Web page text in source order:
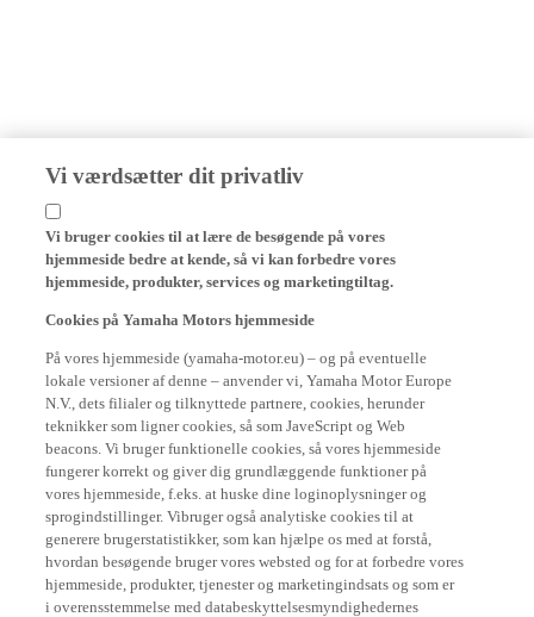
Vi værdsætter dit privatliv
Vi bruger cookies til at lære de besøgende på vores
hjemmeside bedre at kende, så vi kan forbedre vores
hjemmeside, produkter, services og marketingtiltag.
Cookies på Yamaha Motors hjemmeside
På vores hjemmeside (yamaha-motor.eu) – og på eventuelle
lokale versioner af denne – anvender vi, Yamaha Motor Europe
N.V., dets filialer og tilknyttede partnere, cookies, herunder
teknikker som ligner cookies, så som JaveScript og Web
beacons. Vi bruger funktionelle cookies, så vores hjemmeside
fungerer korrekt og giver dig grundlæggende funktioner på
vores hjemmeside, f.eks. at huske dine loginoplysninger og
sprogindstillinger. Vibruger også analytiske cookies til at
generere brugerstatistikker, som kan hjælpe os med at forstå,
hvordan besøgende bruger vores websted og for at forbedre vores
hjemmeside, produkter, tjenester og marketingindsats og som er
i overensstemmelse med databeskyttelsesmyndighedernes